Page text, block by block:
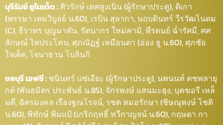
บุรีรัมย์ ยูไนเต็ด :ศิวรักษ์ เทศสูงเนิน (ผู้รักษาประตู), ดิเกา
(พรรษา เหมวิบูลย์ น.60), เรบิน สุลากา, นฤบดินทร์ วีรวัฒโนดม
(C), ธีราทร บุญมาทัน, รัตนากร ใหม่คามิ, พีรดนย์ ฉ่ำรัศมี, ศศ
ลักษณ์ ไหประโคน, ศุภณัฏฐ์ เหมือนตา (อ่อง ธู น.60), ศุภชัย
ใจเด็ด, โจนาธาน โบลินกิ
ชลบุรี เอฟซี : ชนินทร์ แซ่เอียะ (ผู้รักษาประตู), นพนนท์ คชพลายุ
กต์ (พันธมิตร ประพันธ์ น.85), จักรพงษ์ แสนมะฮุง, บุคฆอรี เหล็
มดี, ฉัตรมงคล เรืองฐณโรจน์, รชต หมอรักษา (ชิษณุพงษ์ โชติ
น.60), พิทักษ์ พิมแป้ (เกริกฤทธิ์ ทวีกาญจน์ น.60), กฤษดา กา